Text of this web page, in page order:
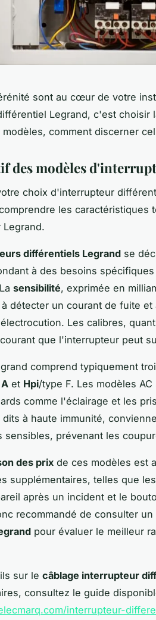
sont au cœur de votre
Legrand, c'est choisir
comment discerner
des modèles
choix d'interrupteur
les caractéristiques
Legrand.
différentiels Legrand se
à des besoins
sensibilité, exprimée en
détecter un courant de fuite
Les calibres,
que l'interrupteur peut
comprend typiquement
A et Hpi/type F. Les modèles
comme l'éclairage et les
dits à haute immunité,
sensibles, prévenant les
des prix de ces modèles est
supplémentaires, telles que
après un incident et le
recommandé de consulter un
pour évaluer le meilleur
sur le câblage interrupteur
consultez le guide
interrupteur-